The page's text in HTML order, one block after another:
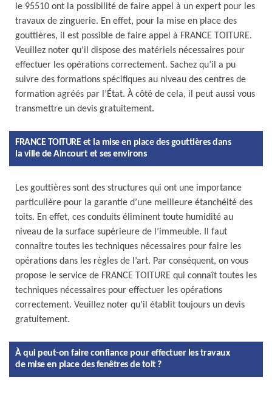
le 95510 ont la possibilité de faire appel à un expert pour les
travaux de zinguerie. En effet, pour la mise en place des
gouttières, il est possible de faire appel à FRANCE TOITURE.
Veuillez noter qu’il dispose des matériels nécessaires pour
effectuer les opérations correctement. Sachez qu’il a pu
suivre des formations spécifiques au niveau des centres de
formation agréés par l’État. À côté de cela, il peut aussi vous
transmettre un devis gratuitement.
FRANCE TOITURE et la mise en place des gouttières dans
la ville de Aincourt et ses environs
Les gouttières sont des structures qui ont une importance
particulière pour la garantie d’une meilleure étanchéité des
toits. En effet, ces conduits éliminent toute humidité au
niveau de la surface supérieure de l’immeuble. Il faut
connaître toutes les techniques nécessaires pour faire les
opérations dans les règles de l’art. Par conséquent, on vous
propose le service de FRANCE TOITURE qui connaît toutes les
techniques nécessaires pour effectuer les opérations
correctement. Veuillez noter qu’il établit toujours un devis
gratuitement.
À qui peut-on faire confiance pour effectuer les travaux
de mise en place des fenêtres de toit ?